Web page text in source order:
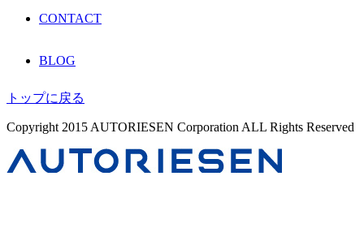
CONTACT
BLOG
トップに戻る
Copyright 2015 AUTORIESEN Corporation ALL Rights Reserved